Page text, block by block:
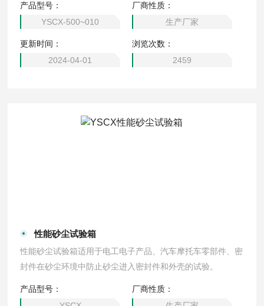
用、贮存、运输的性能。结构特征 外壳采用冷轧钢板静电
喷塑，内胆为优质不锈钢板，外型整体美观大方。箱门中间设
有大面积观察窗加手动雨刮装置沙尘试验箱可以方便在试验过
产品型号：
YSCX-500~010
厂商性质：
生产厂家
更新时间：
2024-04-01
浏览次数：
2459
性能砂尘试验箱
性能砂尘试验箱适用于电工电子产品、汽车摩托车零部件、密
封件在砂尘环境中防止砂尘进入密封件和外壳的试验。
产品型号：
厂商性质：